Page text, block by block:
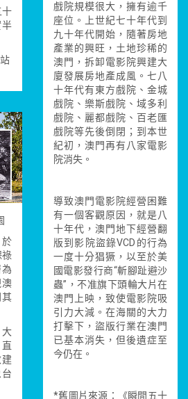
十
戲院規模很大，擁有逾千
座位。上世紀七十年代到
九十年代開始，隨著房地
產業的興旺，土地珍稀的
澳門，拆卸電影院興建大
廈發展房地產成風。七八
十年代有東方戲院、金城
戲院、樂斯戲院、域多利
戲院、麗都戲院、百老匯
戲院等先後倒閉；到本世
紀初，澳門再有八家電影
院消失。
導致澳門電影院經營困難
有一個客觀原因，就是八
十年代，澳門地下經營翻
版到影院盜錄VCD的行為
一度十分猖獗，以至於美
國電影發行商“斬腳趾避沙
蟲”，不准旗下頭輪大片在
澳門上映，致使電影院吸
引力大減。在海關的大力
打擊下，盜版行業在澳門
已基本消失，但後遺症至
今仍在。
*舊圖片來源：《瞬間五十
祿